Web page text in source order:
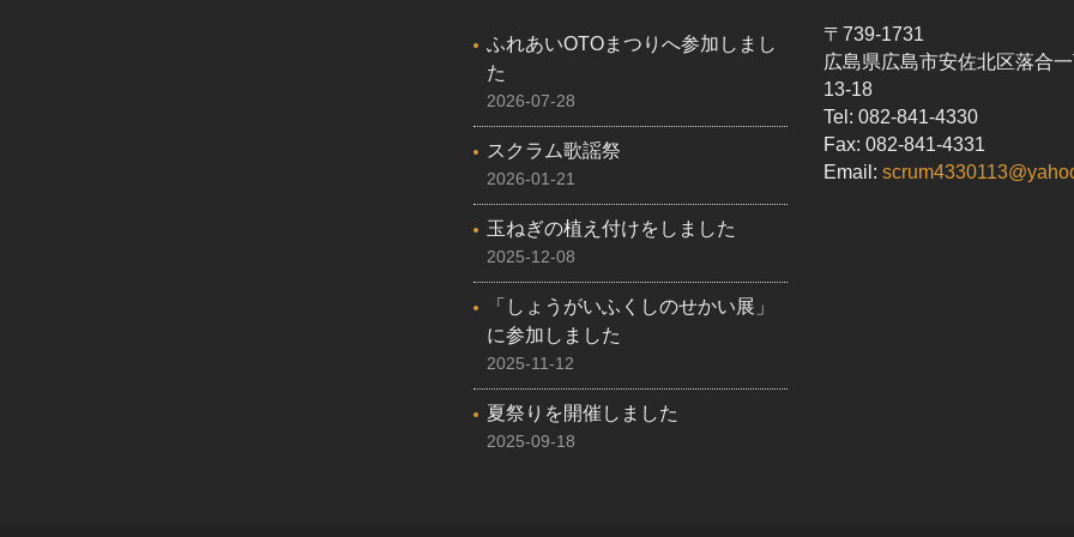
ふれあいOTOまつりへ参加しまし
た
2026-07-28
スクラム歌謡祭
2026-01-21
玉ねぎの植え付けをしました
2025-12-08
「しょうがいふくしのせかい展」
に参加しました
2025-11-12
夏祭りを開催しました
2025-09-18
〒739-1731
広島県広島市安佐北区落合一
13-18
Tel: 082-841-4330
Fax: 082-841-4331
Email: